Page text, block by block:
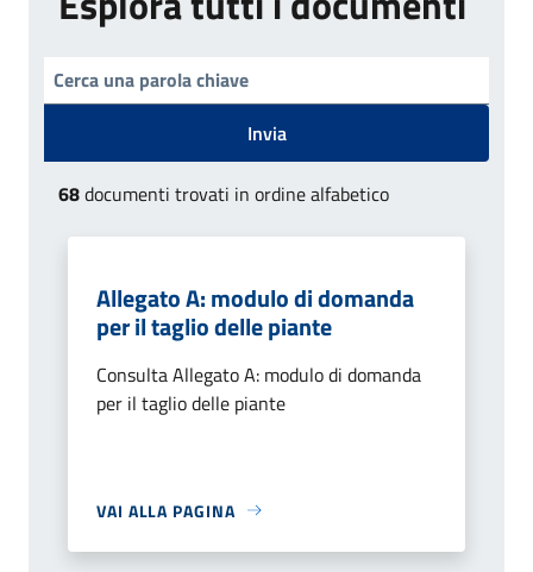
Invia
68documenti trovati in ordine alfabetico
Allegato A: modulo di domanda
per il taglio delle piante
Consulta Allegato A: modulo di domanda
per il taglio delle piante
VAI ALLA PAGINA